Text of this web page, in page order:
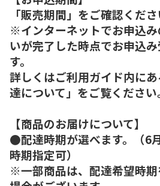
「販売期間」をご確認くださ
※インターネットでお申込
いが完了した時点でお申込
す。
詳しくはご利用ガイド内に
達について」をご覧ください
【商品のお届けについて】
●配達時期が選べます。（6
時期指定可）
※一部商品は、配達希望時